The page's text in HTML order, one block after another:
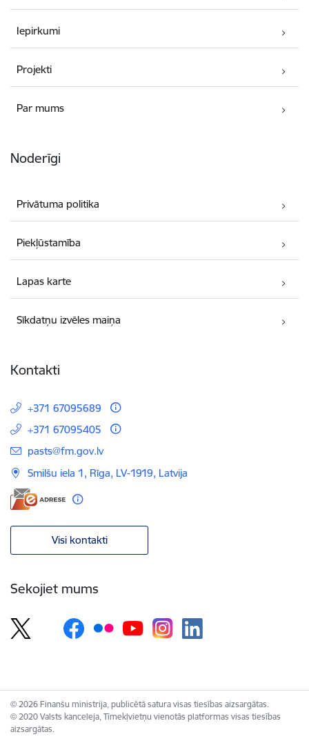
Iepirkumi
Projekti
Par mums
Noderīgi
Privātuma politika
Piekļūstamība
Lapas karte
Sīkdatņu izvēles maiņa
Kontakti
+371 67095689
+371 67095405
E-pasts:
pasts@fm.gov.lv
Smilšu iela 1, Rīga, LV-1919, Latvija
Visi kontakti
Sekojiet mums
© 2026 Finanšu ministrija, publicētā satura visas tiesības aizsargātas.
© 2020 Valsts kanceleja, Tīmekļvietņu vienotās platformas visas tiesības
aizsargātas.